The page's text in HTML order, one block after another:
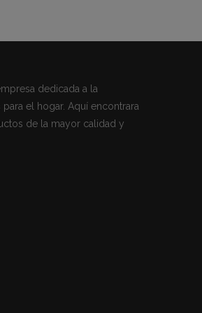
dedicada a la
el hogar. Aquí encontrara
de la mayor calidad y